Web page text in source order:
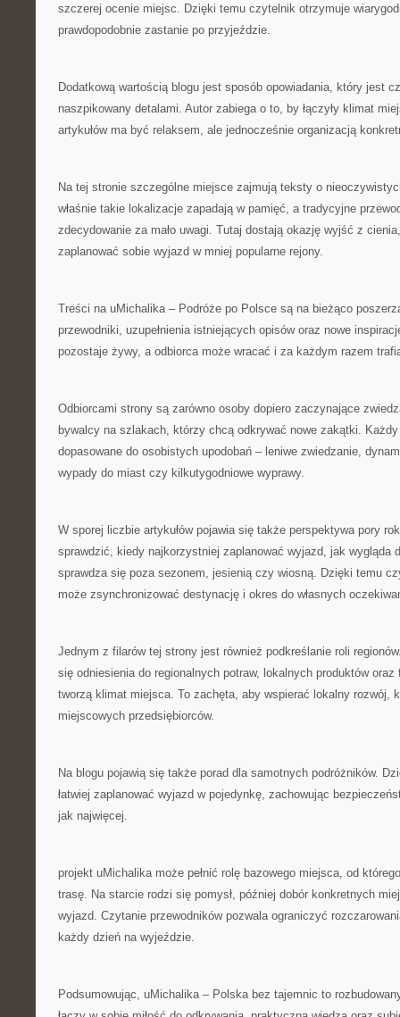
szczerej ocenie miejsc. Dzięki temu czytelnik otrzymuje
prawdopodobnie zastanie po przyjeździe.
Dodatkową wartością blogu jest sposób opowiadania, który jest
naszpikowany detalami. Autor zabiega o to, by łączyły klimat
artykułów ma być relaksem, ale jednocześnie organizacją
Na tej stronie szczególne miejsce zajmują teksty o
właśnie takie lokalizacje zapadają w pamięć, a tradycyjne
zdecydowanie za mało uwagi. Tutaj dostają okazję wyjść z
zaplanować sobie wyjazd w mniej popularne rejony.
Treści na uMichalika – Podróże po Polsce są na bieżąco
przewodniki, uzupełnienia istniejących opisów oraz nowe
pozostaje żywy, a odbiorca może wracać i za każdym razem
Odbiorcami strony są zarówno osoby dopiero zaczynające
bywalcy na szlakach, którzy chcą odkrywać nowe zakątki.
dopasowane do osobistych upodobań – leniwe zwiedzanie,
wypady do miast czy kilkutygodniowe wyprawy.
W sporej liczbie artykułów pojawia się także perspektywa pory
sprawdzić, kiedy najkorzystniej zaplanować wyjazd, jak wygląda
sprawdza się poza sezonem, jesienią czy wiosną. Dzięki temu
może zsynchronizować destynację i okres do własnych
Jednym z filarów tej strony jest również podkreślanie roli
się odniesienia do regionalnych potraw, lokalnych produktów
tworzą klimat miejsca. To zachęta, aby wspierać lokalny rozwój,
miejscowych przedsiębiorców.
Na blogu pojawią się także porad dla samotnych podróżników.
łatwiej zaplanować wyjazd w pojedynkę, zachowując
jak najwięcej.
projekt uMichalika może pełnić rolę bazowego miejsca, od
trasę. Na starcie rodzi się pomysł, później dobór konkretnych
wyjazd. Czytanie przewodników pozwala ograniczyć
każdy dzień na wyjeździe.
Podsumowując, uMichalika – Polska bez tajemnic to